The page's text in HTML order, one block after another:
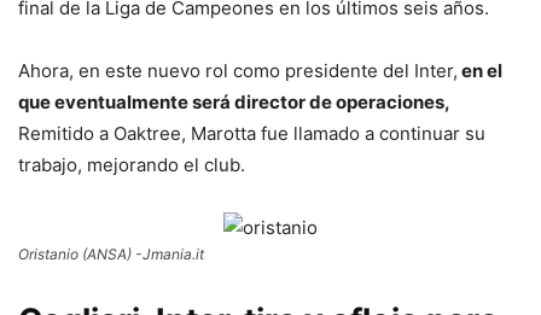
final de la Liga de Campeones en los últimos seis años.
Ahora, en este nuevo rol como presidente del Inter, en el
que eventualmente será director de operaciones,
Remitido a Oaktree, Marotta fue llamado a continuar su
trabajo, mejorando el club.
Oristanio (ANSA) -Jmania.it